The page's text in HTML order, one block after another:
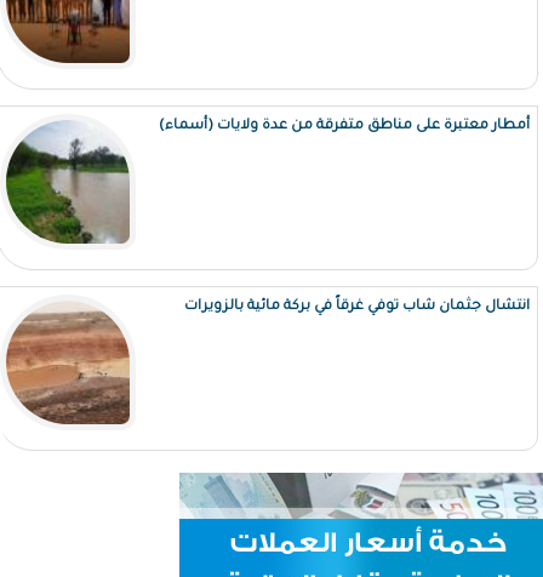
أمطار معتبرة على مناطق متفرقة من عدة ولايات (أسماء)
انتشال جثمان شاب توفي غرقاً في بركة مائية بالزويرات